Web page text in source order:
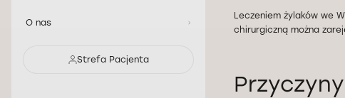
O nas
Strefa Pacjenta
Leczeniem żylaków we
chirurgiczną można